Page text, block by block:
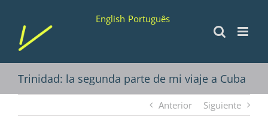
contenido
English Português
Trinidad: la segunda parte de mi viaje a Cuba
Anterior Siguiente